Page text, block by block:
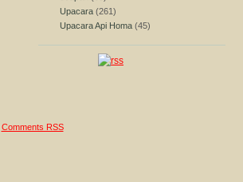
Upacara (261)
Upacara Api Homa (45)
Comments RSS